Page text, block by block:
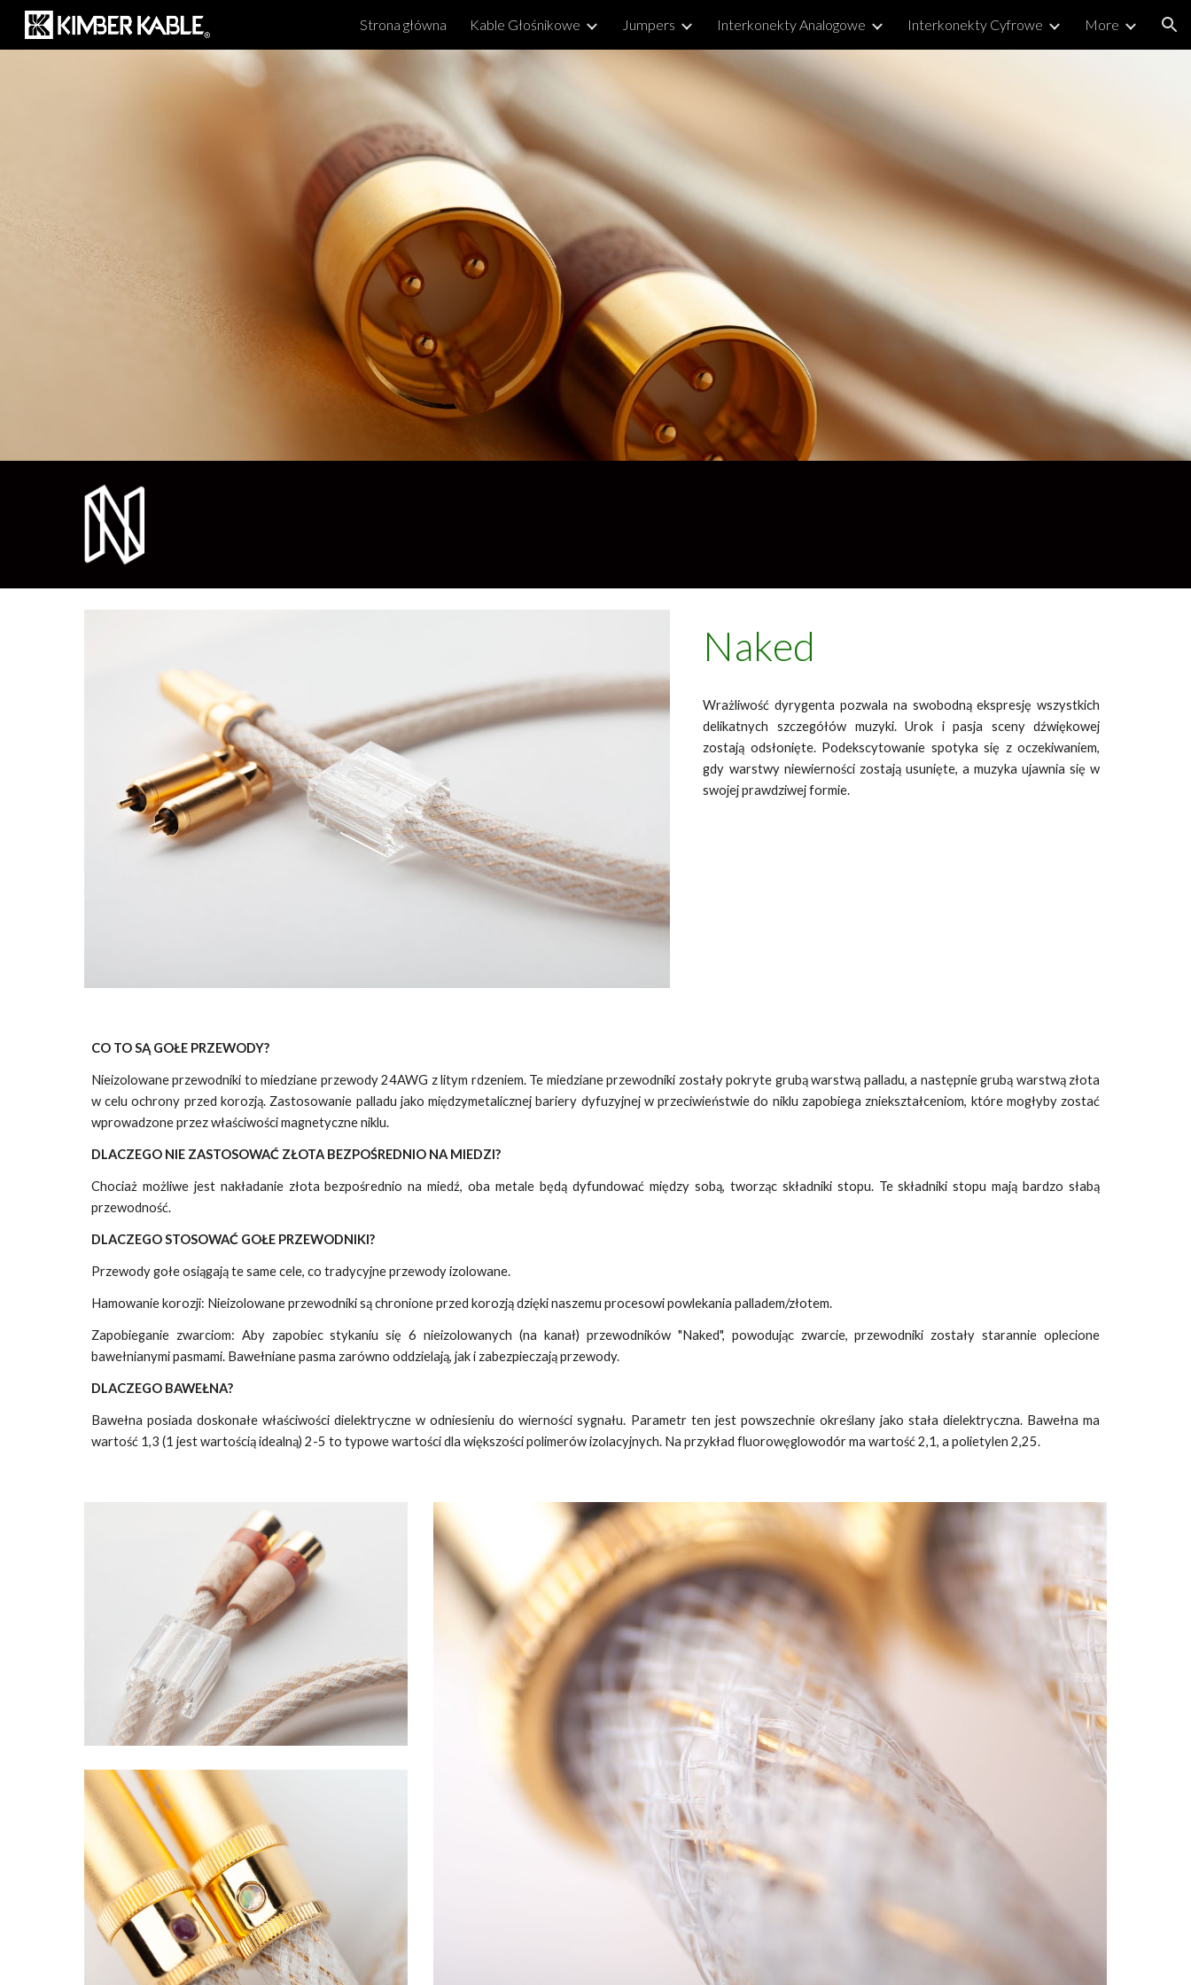
Skip to main content Skip to navigation
Strona główna Kable Głośnikowe Jumpers Interkonekty Analogowe Interkonekty Cyfrowe More
Naked
Wrażliwość dyrygenta pozwala na swobodną ekspresję wszystkich
delikatnych szczegółów muzyki. Urok i pasja sceny dźwiękowej
zostają odsłonięte. Podekscytowanie spotyka się z oczekiwaniem,
gdy warstwy niewierności zostają usunięte, a muzyka ujawnia się w
swojej prawdziwej formie.
CO TO SĄ GOŁE PRZEWODY?
Nieizolowane przewodniki to miedziane przewody 24AWG z litym rdzeniem. Te miedziane przewodniki zostały pokryte grubą warstwą palladu, a następnie grubą warstwą złota
w celu ochrony przed korozją. Zastosowanie palladu jako międzymetalicznej bariery dyfuzyjnej w przeciwieństwie do niklu zapobiega zniekształceniom, które mogłyby zostać
wprowadzone przez właściwości magnetyczne niklu.
DLACZEGO NIE ZASTOSOWAĆ ZŁOTA BEZPOŚREDNIO NA MIEDZI?
Chociaż możliwe jest nakładanie złota bezpośrednio na miedź, oba metale będą dyfundować między sobą, tworząc składniki stopu. Te składniki stopu mają bardzo słabą
przewodność.
DLACZEGO STOSOWAĆ GOŁE PRZEWODNIKI?
Przewody gołe osiągają te same cele, co tradycyjne przewody izolowane.
Hamowanie korozji: Nieizolowane przewodniki są chronione przed korozją dzięki naszemu procesowi powlekania palladem/złotem.
Zapobieganie zwarciom: Aby zapobiec stykaniu się 6 nieizolowanych (na kanał) przewodników "Naked", powodując zwarcie, przewodniki zostały starannie oplecione
bawełnianymi pasmami. Bawełniane pasma zarówno oddzielają, jak i zabezpieczają przewody.
DLACZEGO BAWEŁNA?
Bawełna posiada doskonałe właściwości dielektryczne w odniesieniu do wierności sygnału. Parametr ten jest powszechnie określany jako stała dielektryczna. Bawełna ma
wartość 1,3 (1 jest wartością idealną) 2-5 to typowe wartości dla większości polimerów izolacyjnych. Na przykład fluorowęglowodór ma wartość 2,1, a polietylen 2,25.